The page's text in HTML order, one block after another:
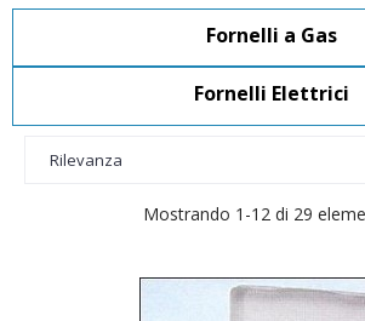
Fornelli a Gas
Fornelli Elettrici
Rilevanza
Mostrando 1-12 di 29